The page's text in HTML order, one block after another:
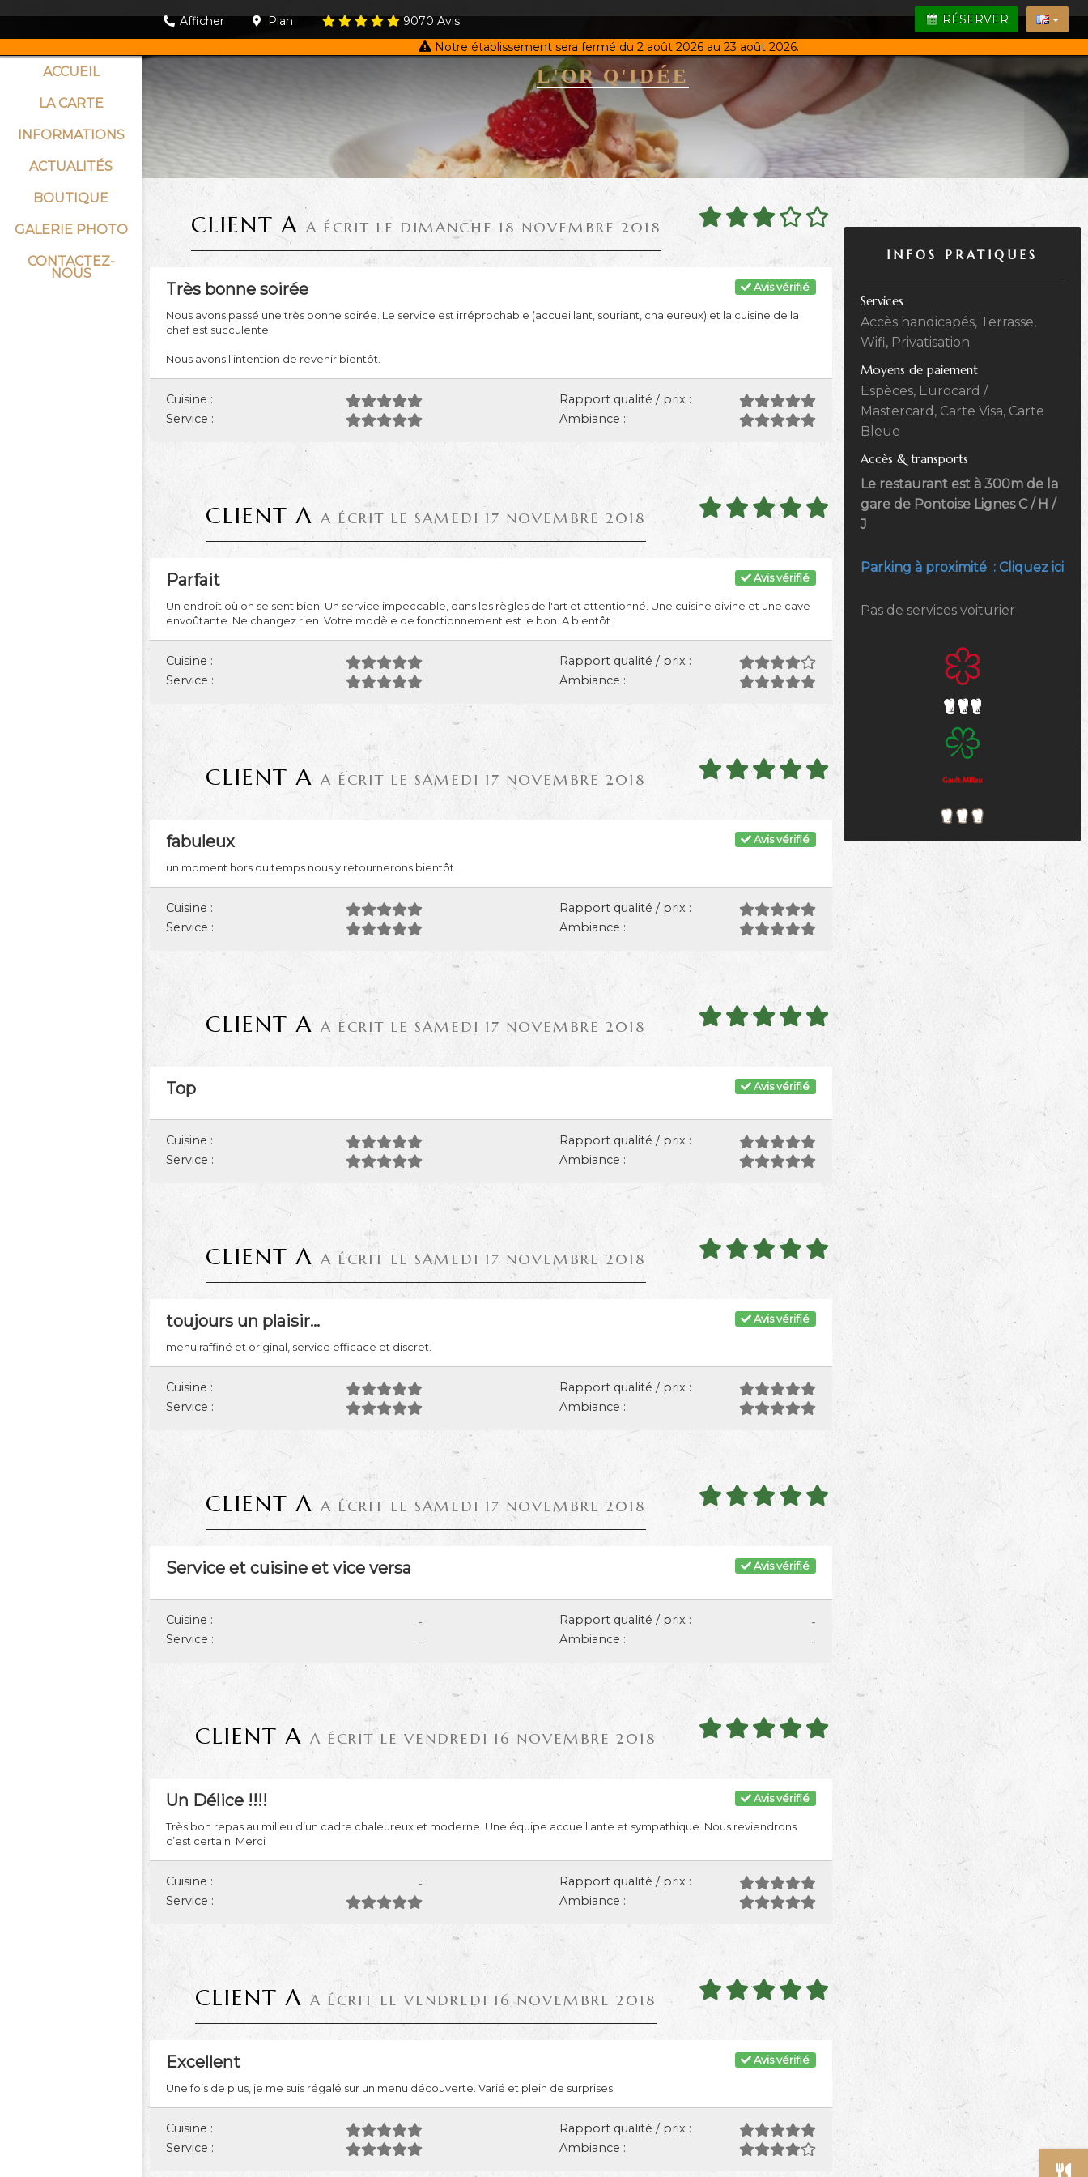
RÉSERVER
Afficher Plan 9070Avis
Notre établissement sera fermé du 2 août 2026 au 23 août 2026.
L'OR Q'IDÉE
ACCUEIL
LA CARTE
INFORMATIONS
ACTUALITÉS
BOUTIQUE
GALERIE PHOTO
CONTACTEZ-
NOUS
CLIENT A A ÉCRIT LE DIMANCHE 18 NOVEMBRE 2018
Avis vérifié
Très bonne soirée
Nous avons passé une très bonne soirée. Le service est irréprochable (accueillant, souriant, chaleureux) et la cuisine de la
chef est succulente.
Nous avons l’intention de revenir bientôt.
Cuisine :
Rapport qualité / prix :
Service :
Ambiance :
CLIENT A A ÉCRIT LE SAMEDI 17 NOVEMBRE 2018
Avis vérifié
Parfait
Un endroit où on se sent bien. Un service impeccable, dans les règles de l'art et attentionné. Une cuisine divine et une cave
envoûtante. Ne changez rien. Votre modèle de fonctionnement est le bon. A bientôt !
Cuisine :
Rapport qualité / prix :
Service :
Ambiance :
CLIENT A A ÉCRIT LE SAMEDI 17 NOVEMBRE 2018
Avis vérifié
fabuleux
un moment hors du temps nous y retournerons bientôt
Cuisine :
Rapport qualité / prix :
Service :
Ambiance :
CLIENT A A ÉCRIT LE SAMEDI 17 NOVEMBRE 2018
Avis vérifié
Top
Cuisine :
Rapport qualité / prix :
Service :
Ambiance :
CLIENT A A ÉCRIT LE SAMEDI 17 NOVEMBRE 2018
Avis vérifié
toujours un plaisir...
menu raffiné et original, service efficace et discret.
Cuisine :
Rapport qualité / prix :
Service :
Ambiance :
CLIENT A A ÉCRIT LE SAMEDI 17 NOVEMBRE 2018
Avis vérifié
Service et cuisine et vice versa
-
Cuisine : -
Rapport qualité / prix :
-
Service : -
Ambiance :
CLIENT A A ÉCRIT LE VENDREDI 16 NOVEMBRE 2018
Avis vérifié
Un Délice !!!!
Très bon repas au milieu d’un cadre chaleureux et moderne. Une équipe accueillante et sympathique. Nous reviendrons
c’est certain. Merci
-
Cuisine :
Rapport qualité / prix :
Service :
Ambiance :
CLIENT A A ÉCRIT LE VENDREDI 16 NOVEMBRE 2018
Avis vérifié
Excellent
Une fois de plus, je me suis régalé sur un menu découverte. Varié et plein de surprises.
Cuisine :
Rapport qualité / prix :
Service :
Ambiance :
INFOS PRATIQUES
Services
Accès handicapés, Terrasse,
Wifi, Privatisation
Moyens de paiement
Espèces, Eurocard /
Mastercard, Carte Visa, Carte
Bleue
Accès & transports
Le restaurant est à 300m de la
gare de Pontoise Lignes C / H /
J
Parking à proximité : Cliquez ici
Pas de services voiturier